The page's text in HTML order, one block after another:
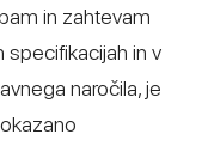
in zahtevam
specifikacijah in v
naročila, je